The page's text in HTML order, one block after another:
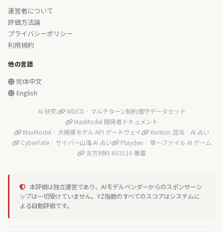
運営者について
評価方法論
プライバシーポリシー
利用規約
他の言語
简体中文
English
AI 研究:
WDCD · マルチターン制約遵守データセット
MaxModel 開発者ドキュメント
MaxModel · 大規模モデル API ゲートウェイ
Konton 混沌 · AI 占い
CyberFate · サイバー山海 AI 占い
Playden · 単一ファイル AI ゲーム
东方材料 603110 暴雷
本評価は独立運営であり、AIモデルベンダーからのスポンサーシ
ップは一切受けていません。YZ指数のすべてのスコアはシステムに
よる自動評価です。